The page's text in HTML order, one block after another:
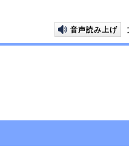
音声読み上げ